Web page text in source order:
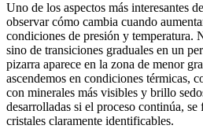
Uno de los aspectos más interesantes
observar cómo cambia cuando
condiciones de presión y temperatura.
sino de transiciones graduales en un
pizarra aparece en la zona de menor
ascendemos en condiciones térmicas,
con minerales más visibles y brillo
desarrolladas si el proceso continúa, se
cristales claramente identificables.